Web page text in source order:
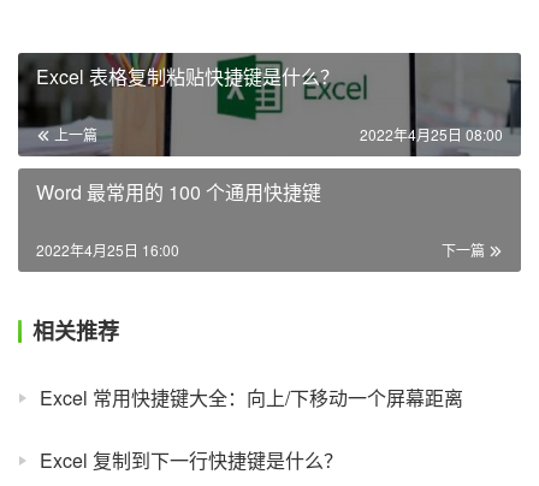
Excel 表格复制粘贴快捷键是什么？
上一篇 2022年4月25日 08:00
Word 最常用的 100 个通用快捷键
下一篇
2022年4月25日 16:00
相关推荐
Excel 常用快捷键大全：向上/下移动一个屏幕距离
Excel 复制到下一行快捷键是什么？